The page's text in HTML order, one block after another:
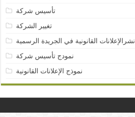
تأسيس شركة
تغيير الشركة
نشرالإعلانات القانونية في الجريدة الرسمية
نمودج تأسيس شركة
نموذج الإعلانات القانونية